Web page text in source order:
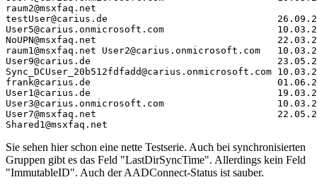
raum2@msxfaq.net
testUser@carius.de
User5@carius.onmicrosoft.com
NoUPN@msxfaq.net
raum1@msxfaq.net User2@carius.onmicrosoft.com
User9@carius.de
Sync_DCUser_20b512fdfadd@carius.onmicrosoft.com
frank@carius.de
User1@carius.de
User3@carius.onmicrosoft.com
User7@msxfaq.net
Shared1@msxfaq.net
Sie sehen hier schon eine nette Testserie. Auch bei synchronisierten
Gruppen gibt es das Feld "LastDirSyncTime". Allerdings kein Feld
"ImmutableID". Auch der AADConnect-Status ist sauber.